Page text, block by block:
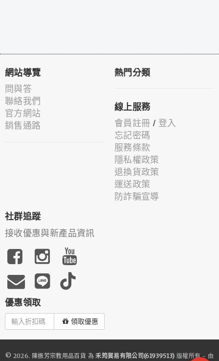
網站導覽
問與答
聯絡我們
官方網站
銷售通路
熱門分類
線上服務
會員註冊 / 登入
忘記密碼
服務條款
隱私權政策
退換貨政策
運送政策
防詐騙宣導
社群追蹤
接收優惠與新產品資訊
優惠領取
領取優惠
© 2026. 陳振芳宗教用品百貨 為禾筠貿易有限公司(61939513) 版權所有 - 由